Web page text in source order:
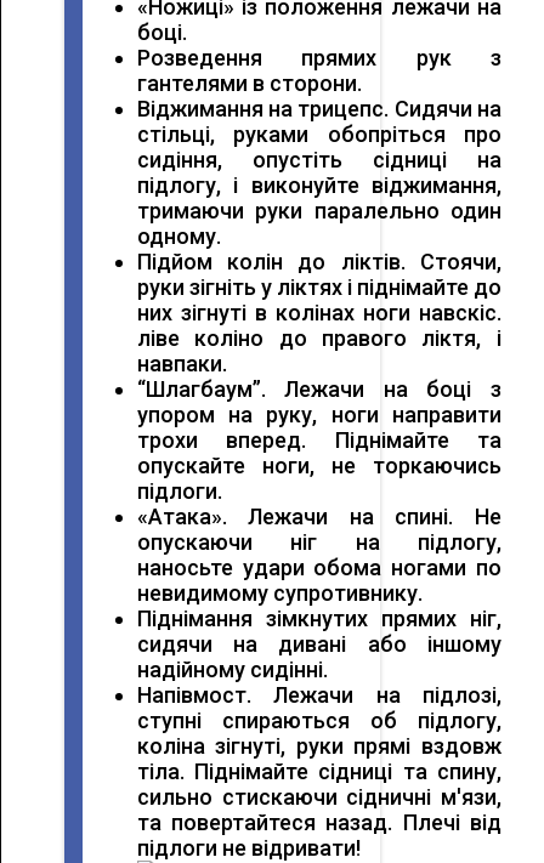
«Ножиці» із положення лежачи на
боці.
Розведення прямих рук з
гантелями в сторони.
Віджимання на трицепс. Сидячи на
стільці, руками обопріться про
сидіння, опустіть сідниці на
підлогу, і виконуйте віджимання,
тримаючи руки паралельно один
одному.
Підйом колін до ліктів. Стоячи,
руки зігніть у ліктях і піднімайте до
них зігнуті в колінах ноги навскіс.
ліве коліно до правого ліктя, і
навпаки.
“Шлагбаум”. Лежачи на боці з
упором на руку, ноги направити
трохи вперед. Піднімайте та
опускайте ноги, не торкаючись
підлоги.
«Атака». Лежачи на спині. Не
опускаючи ніг на підлогу,
наносьте удари обома ногами по
невидимому супротивнику.
Піднімання зімкнутих прямих ніг,
сидячи на дивані або іншому
надійному сидінні.
Напівмост. Лежачи на підлозі,
ступні спираються об підлогу,
коліна зігнуті, руки прямі вздовж
тіла. Піднімайте сідниці та спину,
сильно стискаючи сідничні м'язи,
та повертайтеся назад. Плечі від
підлоги не відривати!